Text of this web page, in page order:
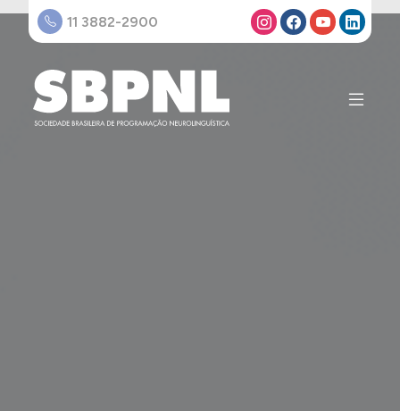
11 3882-2900